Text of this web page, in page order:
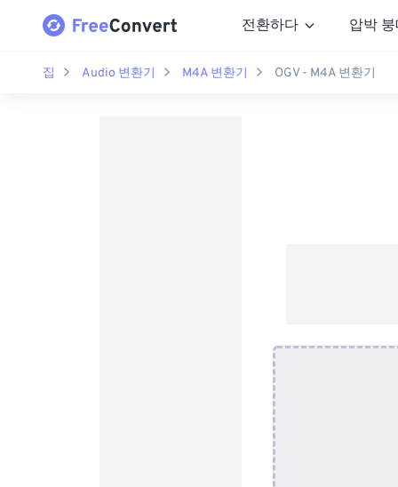
전환하다 압박
집 Audio 변환기 M4A 변환기 OGV - M4A 변환기